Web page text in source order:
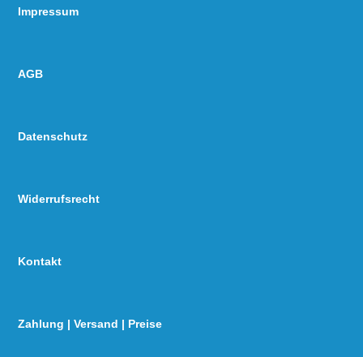
Impressum
AGB
Datenschutz
Widerrufsrecht
Kontakt
Zahlung | Versand | Preise